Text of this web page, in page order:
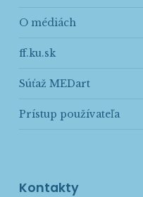
O médiách
ff.ku.sk
Súťaž MEDart
Prístup používateľa
Kontakty